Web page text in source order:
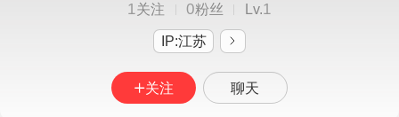
1关注 0粉丝 Lv.1
IP:江苏
关注 聊天